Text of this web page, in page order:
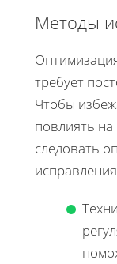
Методы
требует
Чтобы
повлиять
следовать